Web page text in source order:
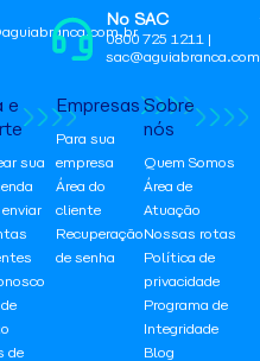
No SAC
0800 725 1211 |
e
sua
de
Empresas
Para sua
empresa
Área do
cliente
Recuperação
de senha
Sobre
nós
Quem Somos
Área de
Atuação
Nossas rotas
Política de
privacidade
Programa de
Integridade
Blog